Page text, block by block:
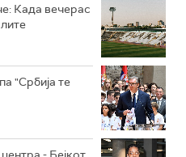
Када вечерас
"Србија те